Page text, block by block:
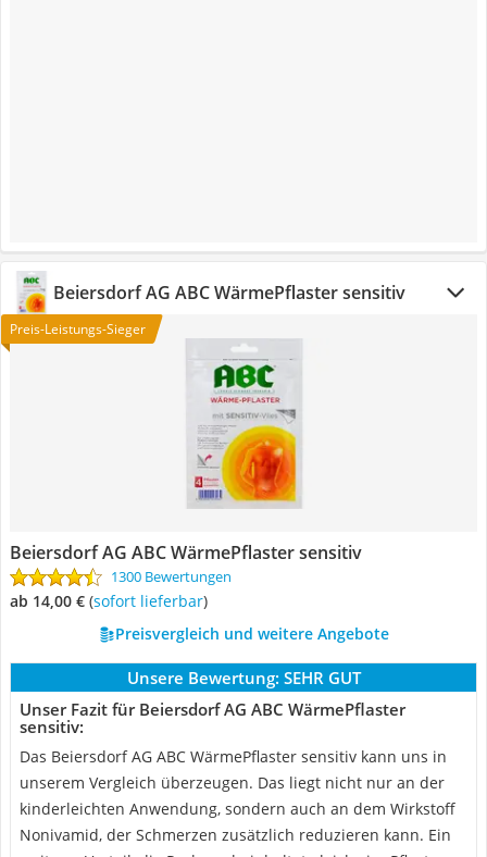
Beiersdorf AG ABC WärmePflaster sensitiv
Preis-Leistungs-Sieger
Beiersdorf AG ABC WärmePflaster sensitiv
1300 Bewertungen
ab 14,00 € ( Sofort lieferbar)
Preisvergleich und weitere Angebote
Unsere Bewertung: SEHR GUT
Unser Fazit für Beiersdorf AG ABC WärmePflaster
sensitiv:
Das Beiersdorf AG ABC WärmePflaster sensitiv kann uns in
unserem Vergleich überzeugen. Das liegt nicht nur an der
kinderleichten Anwendung, sondern auch an dem Wirkstoff
Nonivamid, der Schmerzen zusätzlich reduzieren kann. Ein